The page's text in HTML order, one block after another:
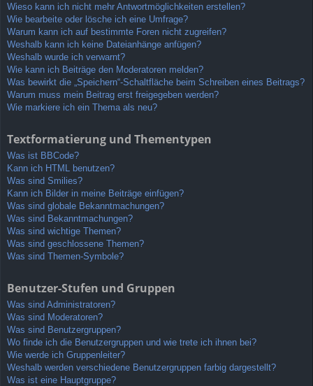
Wieso kann ich nicht mehr Antwortmöglichkeiten erstellen?
Wie bearbeite oder lösche ich eine Umfrage?
Warum kann ich auf bestimmte Foren nicht zugreifen?
Weshalb kann ich keine Dateianhänge anfügen?
Weshalb wurde ich verwarnt?
Wie kann ich Beiträge den Moderatoren melden?
Was bewirkt die „Speichern“-Schaltfläche beim Schreiben eines Beitrags?
Warum muss mein Beitrag erst freigegeben werden?
Wie markiere ich ein Thema als neu?
Textformatierung und Thementypen
Was ist BBCode?
Kann ich HTML benutzen?
Was sind Smilies?
Kann ich Bilder in meine Beiträge einfügen?
Was sind globale Bekanntmachungen?
Was sind Bekanntmachungen?
Was sind wichtige Themen?
Was sind geschlossene Themen?
Was sind Themen-Symbole?
Benutzer-Stufen und Gruppen
Was sind Administratoren?
Was sind Moderatoren?
Was sind Benutzergruppen?
Wo finde ich die Benutzergruppen und wie trete ich ihnen bei?
Wie werde ich Gruppenleiter?
Weshalb werden verschiedene Benutzergruppen farbig dargestellt?
Was ist eine Hauptgruppe?